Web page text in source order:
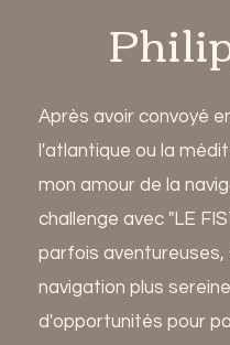
Après avoir convoyé
l'atlantique ou la
mon amour de la
challenge avec "LE
parfois
navigation plus
d'opportunités pour